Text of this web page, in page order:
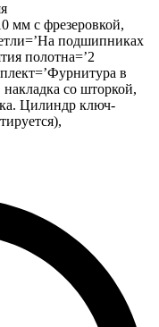
мм с фрезеровкой,
подшипниках
полотна=’2
в
накладка со шторкой,
Цилиндр ключ-